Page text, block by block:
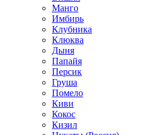
Манго
Имбирь
Клубника
Клюква
Дыня
Папайя
Персик
Груша
Помело
Киви
Кокос
Кизил